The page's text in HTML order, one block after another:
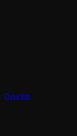
Oyunlar